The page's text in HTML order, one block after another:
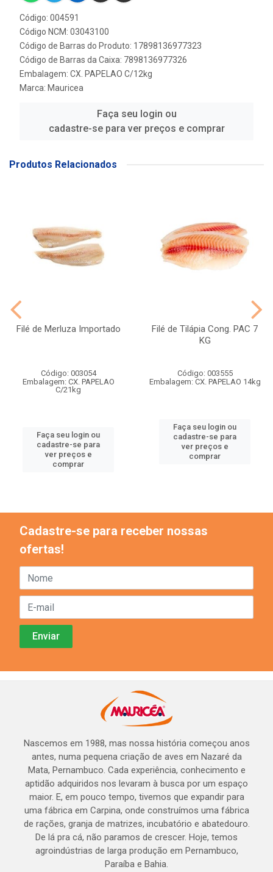
Código: 004591
Código NCM: 03043100
Código de Barras do Produto: 17898136977323
Código de Barras da Caixa: 7898136977326
Embalagem: CX. PAPELAO C/12kg
Marca: Mauricea
Faça seu login ou
cadastre-se para ver preços e comprar
Produtos Relacionados
Filé de Merluza Importado
Código: 003054
Embalagem: CX. PAPELAO
C/21kg
Faça seu login ou
cadastre-se para
ver preços e
comprar
Filé de Tilápia Cong. PAC 7
KG
Código: 003555
Embalagem: CX. PAPELAO 14kg
Faça seu login ou
cadastre-se para
ver preços e
comprar
Cadastre-se para receber nossas
ofertas!
Nascemos em 1988, mas nossa história começou anos
antes, numa pequena criação de aves em Nazaré da
Mata, Pernambuco. Cada experiência, conhecimento e
aptidão adquiridos nos levaram à busca por um espaço
maior. E, em pouco tempo, tivemos que expandir para
uma fábrica em Carpina, onde construímos uma fábrica
de rações, granja de matrizes, incubatório e abatedouro.
De lá pra cá, não paramos de crescer. Hoje, temos
agroindústrias de larga produção em Pernambuco,
Paraíba e Bahia.